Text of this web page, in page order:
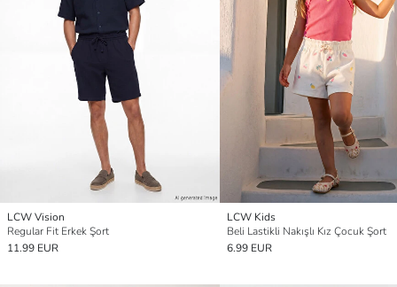
LCW Vision
Regular Fit Erkek Şort
11.99 EUR
LCW Kids
Beli Lastikli Nakışlı Kız Çocuk Şort
6.99 EUR